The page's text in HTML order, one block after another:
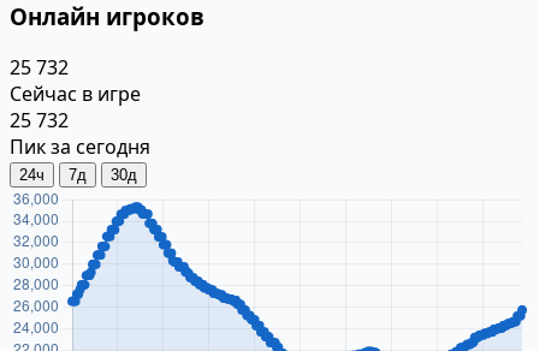
Онлайн игроков
25 732
Сейчас в игре
25 732
Пик за сегодня
24ч 7д 30д